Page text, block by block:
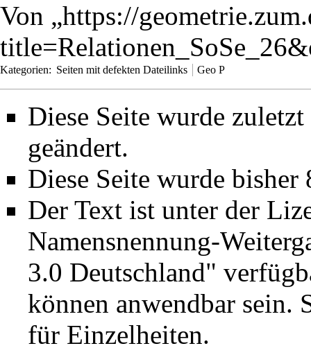
Von „https://
Kategorien: Seiten mit defekten Dateilinks Geo P
Diese Seite wurde
geändert.
Diese Seite wurde
Der Text ist unter der
Namensnennung-
3.0 Deutschland"
können anwendbar sein.
für Einzelheiten.